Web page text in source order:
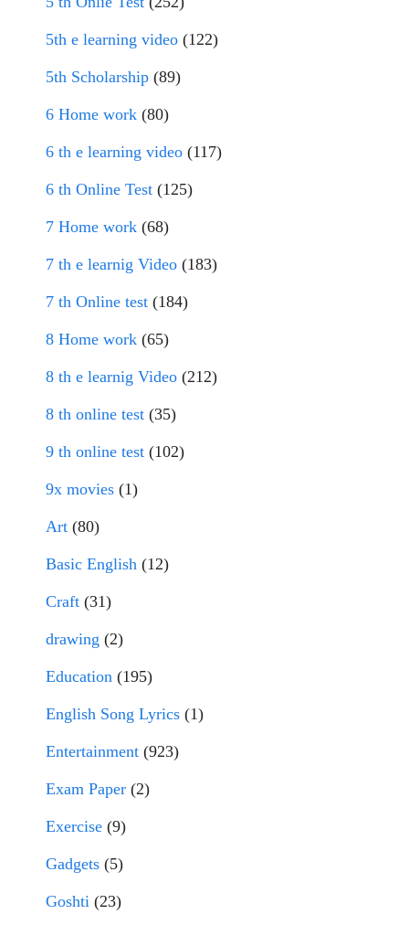
5th e learning video (122)
5th Scholarship (89)
6 Home work (80)
6 th e learning video (117)
6 th Online Test (125)
7 Home work (68)
7 th e learnig Video (183)
7 th Online test (184)
8 Home work (65)
8 th e learnig Video (212)
8 th online test (35)
9 th online test (102)
9x movies (1)
Art (80)
Basic English (12)
Craft (31)
drawing (2)
Education (195)
English Song Lyrics (1)
Entertainment (923)
Exam Paper (2)
Exercise (9)
Gadgets (5)
Goshti (23)